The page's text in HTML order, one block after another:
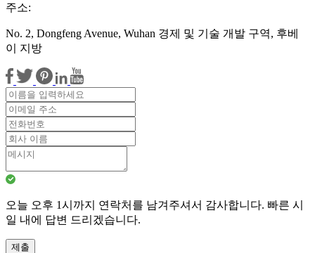
주소:
No. 2, Dongfeng Avenue, Wuhan 경제 및 기술 개발 구역, 후베
이 지방
오늘 오후 1시까지 연락처를 남겨주셔서 감사합니다. 빠른 시
일 내에 답변 드리겠습니다.
제출